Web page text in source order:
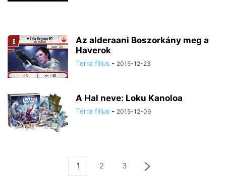
Az alderaani Boszorkány meg a
Haverok
Terra filius - 2015-12-23
A Hal neve: Loku Kanoloa
Terra filius - 2015-12-09
1 2 3